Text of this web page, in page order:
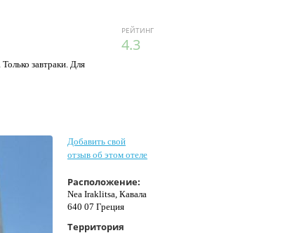
РЕЙТИНГ
4.3
завтраки. Для
Добавить свой
отзыв об этом отеле
Расположение:
Nea Iraklitsa, Кавала
640 07 Греция
Территория